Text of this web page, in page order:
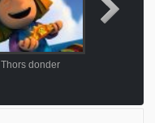
Thors donder